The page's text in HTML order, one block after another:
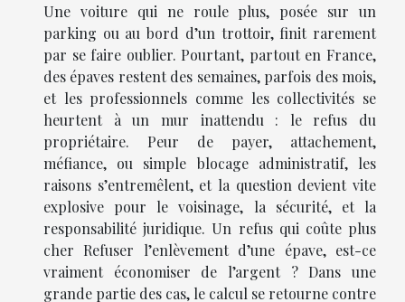
Une voiture qui ne roule plus, posée sur un
parking ou au bord d’un trottoir, finit rarement
par se faire oublier. Pourtant, partout en France,
des épaves restent des semaines, parfois des mois,
et les professionnels comme les collectivités se
heurtent à un mur inattendu : le refus du
propriétaire. Peur de payer, attachement,
méfiance, ou simple blocage administratif, les
raisons s’entremêlent, et la question devient vite
explosive pour le voisinage, la sécurité, et la
responsabilité juridique. Un refus qui coûte plus
cher Refuser l’enlèvement d’une épave, est-ce
vraiment économiser de l’argent ? Dans une
grande partie des cas, le calcul se retourne contre